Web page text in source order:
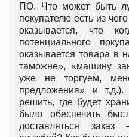
ПО. Что может быть
покупателю есть из
оказывается, что
потенциального
оказывается товара в
таможне», «машину
уже не торгуем,
предложения» и
решить, где будет
было обеспечить
доставляться заказ